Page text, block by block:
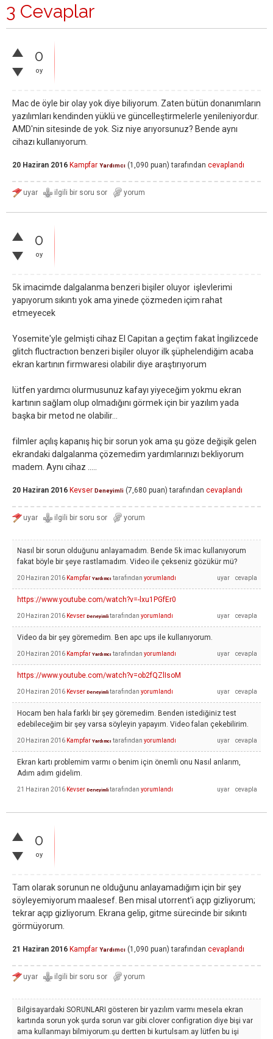
3 Cevaplar
0
oy
Mac de öyle bir olay yok diye biliyorum. Zaten bütün donanımların
yazılımları kendinden yüklü ve güncelleştirmelerle yenileniyordur.
AMD'nin sitesinde de yok. Siz niye arıyorsunuz? Bende aynı
cihazı kullanıyorum.
20 Haziran 2016 Kampfar Yardımcı (1,090 puan) tarafından cevaplandı
0
oy
5k imacimde dalgalanma benzeri bişiler oluyor işlevlerimi
yapıyorum sıkıntı yok ama yinede çözmeden içim rahat
etmeyecek
Yosemite'yle gelmişti cihaz El Capitan a geçtim fakat İngilizcede
glitch fluctractıon benzeri bişiler oluyor ilk şüphelendiğim acaba
ekran kartının firmwaresi olabilir diye araştırıyorum
lütfen yardımcı olurmusunuz kafayı yiyeceğim yokmu ekran
kartının sağlam olup olmadığını görmek için bir yazılım yada
başka bir metod ne olabilir...
filmler açılış kapanış hiç bir sorun yok ama şu göze değişik gelen
ekrandaki dalgalanma çözemedim yardımlarınızı bekliyorum
madem. Aynı cihaz .....
20 Haziran 2016 Kevser Deneyimli (7,680 puan) tarafından cevaplandı
Nasıl bir sorun olduğunu anlayamadım. Bende 5k imac kullanıyorum
fakat böyle bir şeye rastlamadım. Video ile çekseniz gözükür mü?
20 Haziran 2016 Kampfar Yardımcı tarafından yorumlandı
https://www.youtube.com/watch?v=-lxu1PGfEr0
20 Haziran 2016 Kevser Deneyimli tarafından yorumlandı
Video da bir şey göremedim. Ben apc ups ile kullanıyorum.
20 Haziran 2016 Kampfar Yardımcı tarafından yorumlandı
https://www.youtube.com/watch?v=ob2fQZlIsoM
20 Haziran 2016 Kevser Deneyimli tarafından yorumlandı
Hocam ben hala farklı bir şey göremedim. Benden istediğiniz test
edebileceğim bir şey varsa söyleyin yapayım. Video falan çekebilirim.
20 Haziran 2016 Kampfar Yardımcı tarafından yorumlandı
Ekran kartı problemim varmı o benim için önemli onu Nasıl anlarım,
Adım adım gidelim.
21 Haziran 2016 Kevser Deneyimli tarafından yorumlandı
0
oy
Tam olarak sorunun ne olduğunu anlayamadığım için bir şey
söyleyemiyorum maalesef. Ben misal utorrent'i açıp gizliyorum;
tekrar açıp gizliyorum. Ekrana gelip, gitme sürecinde bir sıkıntı
görmüyorum.
21 Haziran 2016 Kampfar Yardımcı (1,090 puan) tarafından cevaplandı
Bilgisayardaki SORUNLARI gösteren bir yazılım varmı mesela ekran
kartında sorun yok şurda sorun var gibi.clover configration diye bişi var
ama kullanmayı bilmiyorum.şu dertten bi kurtulsam.ay lütfen bu işi